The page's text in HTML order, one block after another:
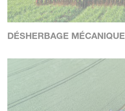
DÉSHERBAGE MÉCANIQUE